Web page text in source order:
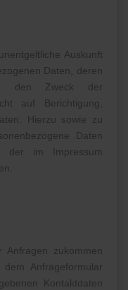
Auskunft
Daten, deren
den Zweck der
auf Berichtigung,
Hierzu sowie zu
Daten
der im Impressum
zukommen
Anfrageformular
Kontaktdaten